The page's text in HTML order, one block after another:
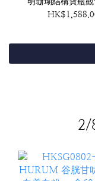
(隨機發貨) (送觀
2/